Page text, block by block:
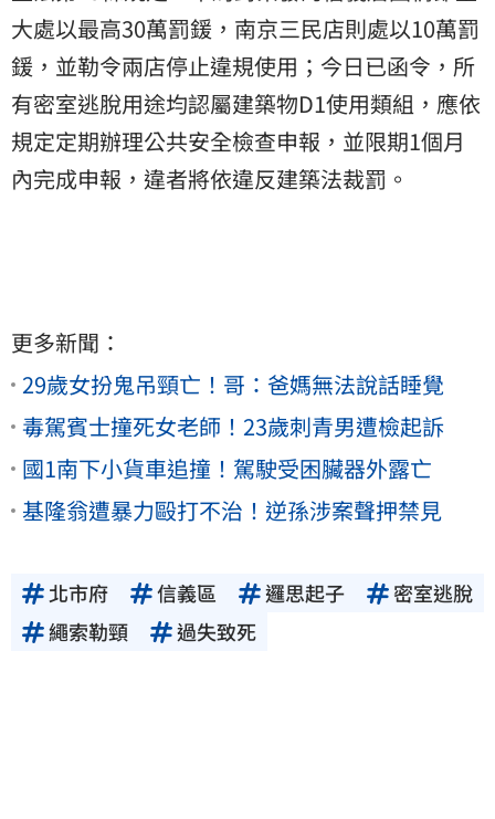
大處以最高30萬罰鍰，南京三民店則處以10萬罰
鍰，並勒令兩店停止違規使用；今日已函令，所
有密室逃脫用途均認屬建築物D1使用類組，應依
規定定期辦理公共安全檢查申報，並限期1個月
內完成申報，違者將依違反建築法裁罰。
更多新聞：
29歲女扮鬼吊頸亡！哥：爸媽無法說話睡覺
毒駕賓士撞死女老師！23歲刺青男遭檢起訴
國1南下小貨車追撞！駕駛受困臟器外露亡
基隆翁遭暴力毆打不治！逆孫涉案聲押禁見
北市府 信義區 邏思起子
密室逃脫
繩索勒頸
過失致死